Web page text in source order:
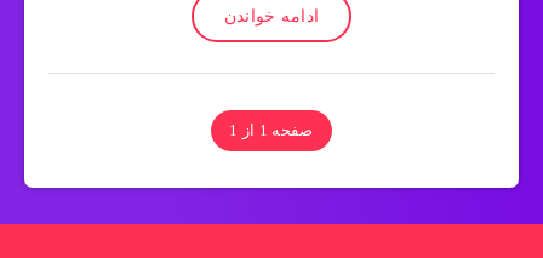
ادامه خواندن
صفحه 1 از 1